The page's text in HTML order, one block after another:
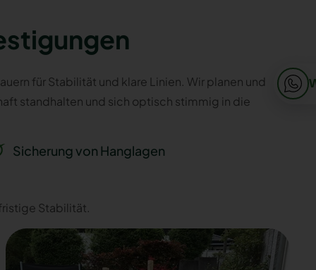
für Stabilität und klare Linien. Wir planen und
standhalten und sich optisch stimmig in die
Sicherung von Hanglagen
Stabilität.